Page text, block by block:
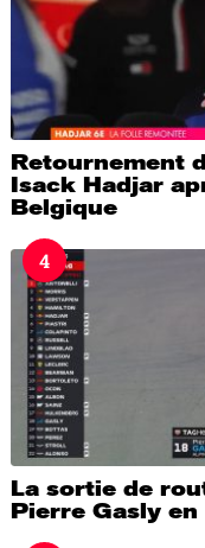
Retournement
Isack Hadjar
Belgique
4
La sortie de
Pierre Gasly en